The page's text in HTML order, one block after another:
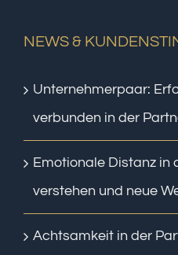
NEWS &
Unternehmerpaar:
verbunden in der
Emotionale Distanz in
verstehen und neue
Achtsamkeit in der